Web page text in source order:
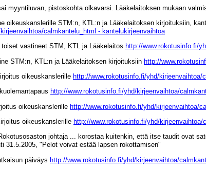
myyntiluvan, pistoskohta olkavarsi. Lääkelaitoksen mukaan
oikeuskanslerille STM:n, KTL:n ja Lääkelaitoksen kirjoituksiin,
calmkantelu_html - kantelukirjeenvaihtoa
vastineet STM, KTL ja Lääkelaitos http://www.rokotusinfo.fi/
STM:n, KTL:n ja Lääkelaitoksen kirjoituksiin http://
oikeuskanslerille http://www.rokotusinfo.fi/yhd/
http://www.rokotusinfo.fi/yhd/kirjeenvaihtoa/
oikeuskanslerille http://www.rokotusinfo.fi/yhd/kirjeenvaihtoa/
oikeuskanslerille http://www.rokotusinfo.fi/yhd/
johtaja ... korostaa kuitenkin, että itse taudit ovat
31.5.2005, "Pelot voivat estää lapsen rokottamisen"
päiväys http://www.rokotusinfo.fi/yhd/kirjeenvaihtoa/